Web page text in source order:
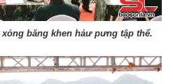
băng khen hảư pưng tập thể.